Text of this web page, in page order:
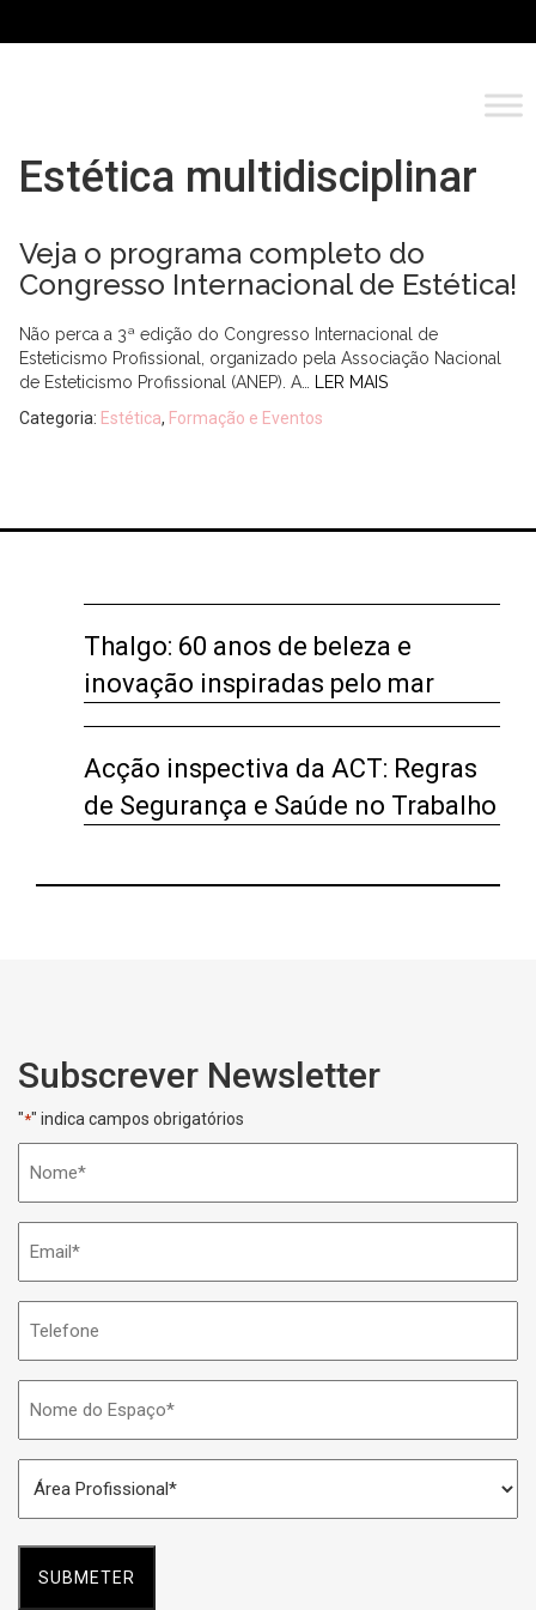
Estética multidisciplinar
Veja o programa completo do
Congresso Internacional de Estética!
Não perca a 3ª edição do Congresso Internacional de
Esteticismo Profissional, organizado pela Associação Nacional
de Esteticismo Profissional (ANEP). A…
LER MAIS
Categoria: Estética, Formação e Eventos
Thalgo: 60 anos de beleza e
inovação inspiradas pelo mar
Acção inspectiva da ACT: Regras
de Segurança e Saúde no Trabalho
Subscrever Newsletter
"*" indica campos obrigatórios
do
Espaço
Profissional
*